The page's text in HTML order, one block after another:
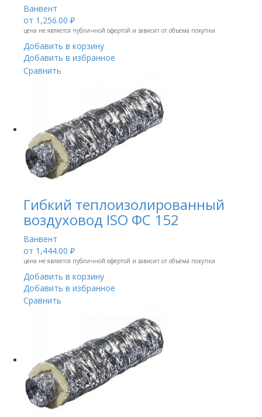
Ванвент
от 1,256.00 ₽
цена не является публичной офертой и зависит от объёма покупки
Добавить в корзину
Добавить в избранное
Сравнить
Гибкий теплоизолированный
воздуховод ISO ФС 152
Ванвент
от 1,444.00 ₽
цена не является публичной офертой и зависит от объёма покупки
Добавить в корзину
Добавить в избранное
Сравнить